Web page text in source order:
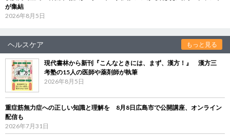
が集結
2026年8月5日
ヘルスケア もっと見る
現代書林から新刊『こんなときには、まず、漢方！』 漢方三
考塾の15人の医師や薬剤師が執筆
2026年8月5日
重症筋無力症への正しい知識と理解を 8月8日広島市で公開講座、オンライン
配信も
2026年7月31日